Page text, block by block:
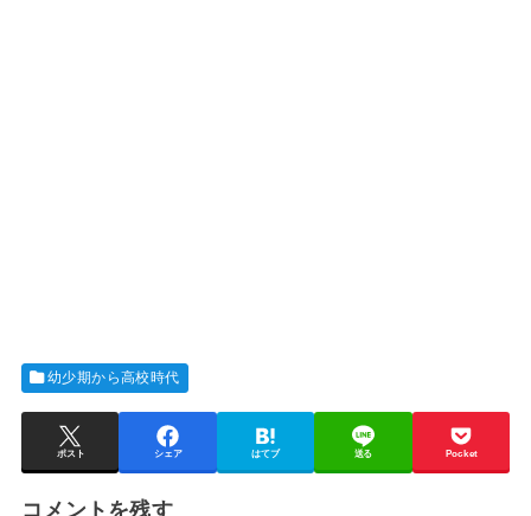
幼少期から高校時代
ポスト シェア はてブ 送る Pocket
コメントを残す